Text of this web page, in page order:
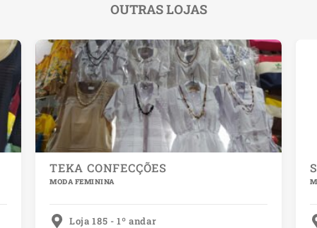
OUTRAS LOJAS
TEKA CONFECÇÕES
MODA FEMININA
Loja 185 - 1º andar